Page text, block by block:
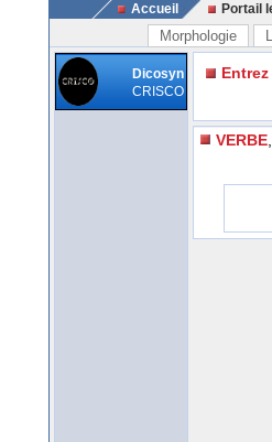
Accueil Portail
Morphologie
Dicosyn
CRISCO
VERBE